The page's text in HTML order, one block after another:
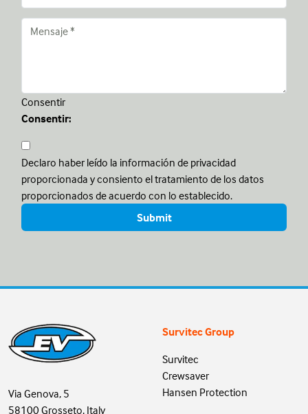
Consentir
Consentir:
Declaro haber leído la información de privacidad
proporcionada y consiento el tratamiento de los datos
proporcionados de acuerdo con lo establecido.
Via Genova, 5
58100 Grosseto, Italy
Survitec Group
Survitec
Crewsaver
Hansen Protection